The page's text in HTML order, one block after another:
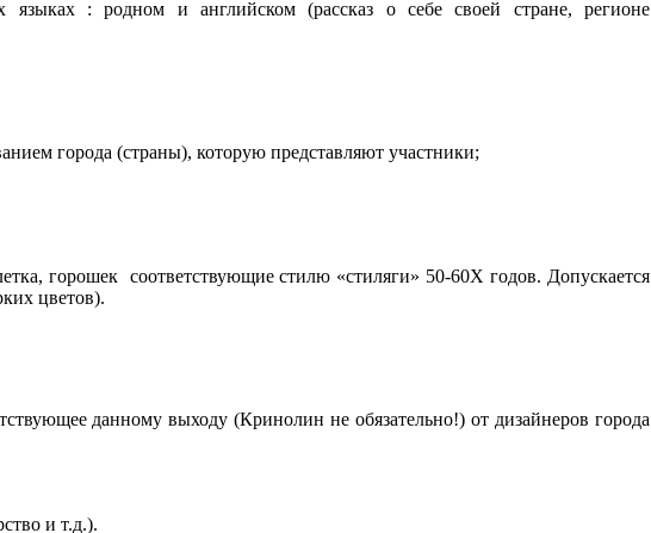
языках : родном и английском (рассказ о себе своей стране, регионе
города (страны), которую представляют участники;
горошек соответствующие стилю «стиляги» 50-60Х годов. Допускается
цветов).
данному выходу (Кринолин не обязательно!) от дизайнеров города
и т.д.).